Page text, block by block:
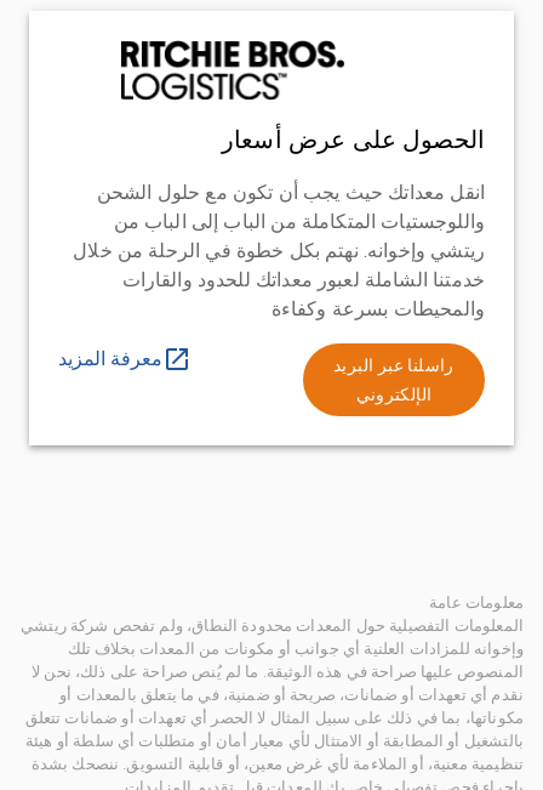
الحصول على عرض أسعار
انقل معداتك حيث يجب أن تكون مع حلول الشحن
واللوجستيات المتكاملة من الباب إلى الباب من
ريتشي وإخوانه. نهتم بكل خطوة في الرحلة من خلال
خدمتنا الشاملة لعبور معداتك للحدود والقارات
والمحيطات بسرعة وكفاءة
راسلنا عبر البريد
الإلكتروني
معرفة المزيد
معلومات عامة
المعلومات التفصيلية حول المعدات محدودة النطاق، ولم تفحص شركة ريتشي
وإخوانه للمزادات العلنية أي جوانب أو مكونات من المعدات بخلاف تلك
المنصوص عليها صراحة في هذه الوثيقة. ما لم يُنص صراحة على ذلك، نحن لا
نقدم أي تعهدات أو ضمانات، صريحة أو ضمنية، في ما يتعلق بالمعدات أو
مكوناتها، بما في ذلك على سبيل المثال لا الحصر أي تعهدات أو ضمانات تتعلق
بالتشغيل أو المطابقة أو الامتثال لأي معيار أمان أو متطلبات أي سلطة أو هيئة
تنظيمية معنية، أو الملاءمة لأي غرض معين، أو قابلية التسويق. ننصحك بشدة